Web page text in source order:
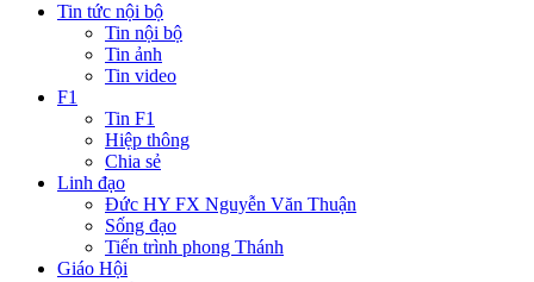
Tin tức nội bộ
Tin nội bộ
Tin ảnh
Tin video
F1
Tin F1
Hiệp thông
Chia sẻ
Linh đạo
Đức HY FX Nguyễn Văn Thuận
Sống đạo
Tiến trình phong Thánh
Giáo Hội